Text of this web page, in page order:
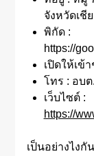
จังหวัดเชี
พิกัด :
https://
เปิดให้เข้
โทร : อบ
เว็บไซต์ :
https://
เป็นอย่างไงกั